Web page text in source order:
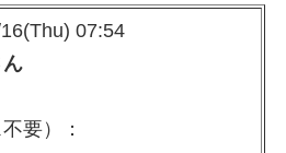
07:54
要）：